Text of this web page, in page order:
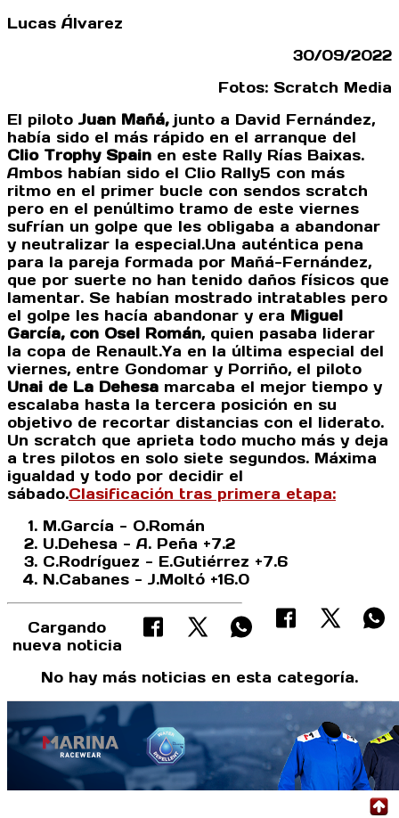
Lucas Álvarez
30/09/2022
Fotos: Scratch Media
El piloto Juan Mañá,junto a David Fernández,
había sido el más rápido en el arranque del
Clio Trophy Spain en este Rally Rías Baixas.
Ambos habían sido el Clio Rally5 con más
ritmo en el primer bucle con sendos scratch
pero en el penúltimo tramo de este viernes
sufrían un golpe que les obligaba a abandonar
y neutralizar la especial.Una auténtica pena
para la pareja formada por Mañá-Fernández,
que por suerte no han tenido daños físicos que
lamentar. Se habían mostrado intratables pero
el golpe les hacía abandonar y era Miguel
García, con Osel Román, quien pasaba liderar
la copa de Renault.Ya en la última especial del
viernes, entre Gondomar y Porriño, el piloto
Unai de La Dehesa marcaba el mejor tiempo y
escalaba hasta la tercera posición en su
objetivo de recortar distancias con el liderato.
Un scratch que aprieta todo mucho más y deja
a tres pilotos en solo siete segundos. Máxima
igualdad y todo por decidir el
sábado.Clasificación tras primera etapa:
M.García - O.Román
U.Dehesa - A. Peña +7.2
C.Rodríguez - E.Gutiérrez +7.6
N.Cabanes - J.Moltó +16.0
Cargando
nueva noticia
No hay más noticias en esta categoría.